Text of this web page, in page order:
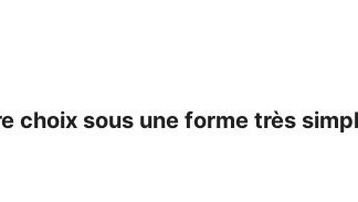
choix sous une forme très